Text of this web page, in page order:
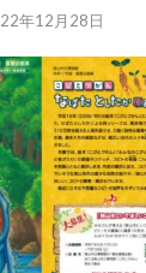
年12月28日